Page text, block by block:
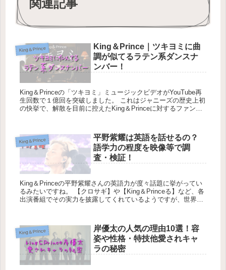
関連記事
King＆Prince
King＆Prince｜ツキヨミに曲
調が似てるラテン系ダンスナ
ンバー！
King＆Princeの「ツキヨミ」ミュージックビデオがYouTube再
生回数で１億回を突破しました。 これはジャニーズの歴史上初
の快挙で、解散を目前に控えたKing＆Princeに対するファンの
King＆Prince
平野紫耀は英語を話せるの？
語学力の程度を映像等で調
査・検証！
King＆Princeの平野紫耀さんの英語力が度々話題に挙がってい
るみたいですね。 【クロサギ】や【King＆Princeる】など、各
出演番組でその実力を披露してくれているようですが、世界進
King＆Prince
岸優太の人気の理由10選！容
姿や性格・特技他愛されキャ
ラの秘密